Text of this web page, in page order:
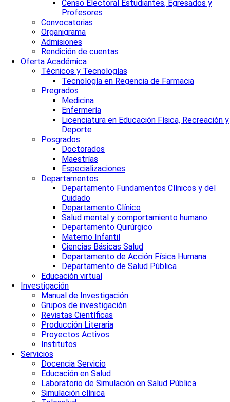
Censo Electoral Estudiantes, Egresados y
Profesores
Convocatorias
Organigrama
Admisiones
Rendición de cuentas
Oferta Académica
Técnicos y Tecnologías
Tecnología en Regencia de Farmacia
Pregrados
Medicina
Enfermería
Licenciatura en Educación Física, Recreación y
Deporte
Posgrados
Doctorados
Maestrías
Especializaciones
Departamentos
Departamento Fundamentos Clínicos y del
Cuidado
Departamento Clínico
Salud mental y comportamiento humano
Departamento Quirúrgico
Materno Infantil
Ciencias Básicas Salud
Departamento de Acción Física Humana
Departamento de Salud Pública
Educación virtual
Investigación
Manual de Investigación
Grupos de investigación
Revistas Científicas
Producción Literaria
Proyectos Activos
Institutos
Servicios
Docencia Servicio
Educación en Salud
Laboratorio de Simulación en Salud Pública
Simulación clínica